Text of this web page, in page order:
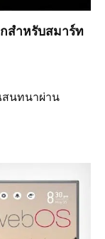
สำหรับสมาร์ท
นทนาผ่าน